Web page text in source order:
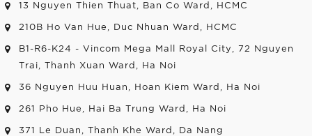
13 Nguyen Thien Thuat, Ban Co Ward, HCMC
210B Ho Van Hue, Duc Nhuan Ward, HCMC
B1-R6-K24 - Vincom Mega Mall Royal City, 72 Nguyen
Trai, Thanh Xuan Ward, Ha Noi
36 Nguyen Huu Huan, Hoan Kiem Ward, Ha Noi
261 Pho Hue, Hai Ba Trung Ward, Ha Noi
371 Le Duan, Thanh Khe Ward, Da Nang